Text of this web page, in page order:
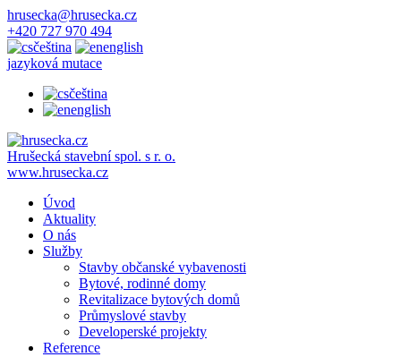
hrusecka@hrusecka.cz
+420 727 970 494
čeština
english
jazyková mutace
čeština
english
Hrušecká stavební spol. s r. o.
www.hrusecka.cz
Úvod
Aktuality
O nás
Služby
Stavby občanské vybavenosti
Bytové, rodinné domy
Revitalizace bytových domů
Průmyslové stavby
Developerské projekty
Reference